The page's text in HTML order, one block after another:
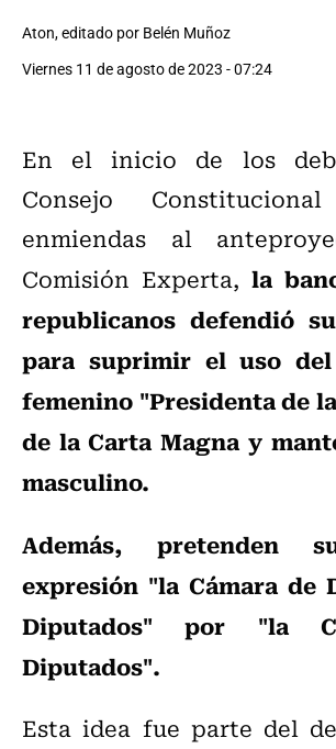
Aton, editado por Belén Muñoz
Viernes 11 de agosto de 2023 - 07:24
En el inicio de los
Consejo
enmiendas al
Comisión Experta, la
republicanos defendió
para suprimir el uso
femenino "Presidenta de
de la Carta Magna y
masculino.
Además, pretenden
expresión "la Cámara de
Diputados" por "la
Diputados".
Esta idea fue parte del